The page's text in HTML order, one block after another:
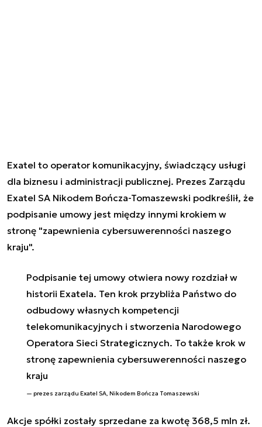
Exatel to operator komunikacyjny, świadczący usługi
dla biznesu i administracji publicznej. Prezes Zarządu
Exatel SA Nikodem Bończa-Tomaszewski podkreślił, że
podpisanie umowy jest między innymi krokiem w
stronę "zapewnienia cybersuwerenności naszego
kraju".
Podpisanie tej umowy otwiera nowy rozdział w
historii Exatela. Ten krok przybliża Państwo do
odbudowy własnych kompetencji
telekomunikacyjnych i stworzenia Narodowego
Operatora Sieci Strategicznych. To także krok w
stronę zapewnienia cybersuwerenności naszego
kraju
prezes zarządu Exatel SA, Nikodem Bończa Tomaszewski
Akcje spółki zostały sprzedane za kwotę 368,5 mln zł.